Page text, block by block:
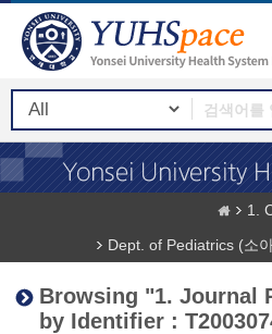
1.
Dept. of Pediatrics (소
Browsing "1. Journal
by Identifier :